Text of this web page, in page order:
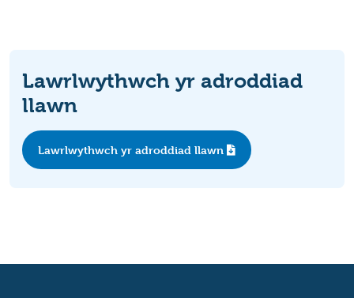
Lawrlwythwch yr adroddiad
llawn
Lawrlwythwch yr adroddiad llawn